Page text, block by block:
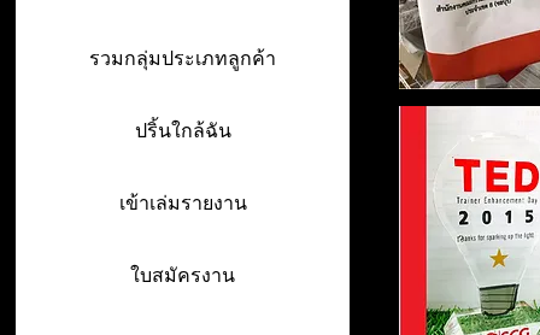
รวมกลุ่มประเภทลูกค้า
ปริ้นใกล้ฉัน
เข้าเล่มรายงาน
ใบสมัครงาน